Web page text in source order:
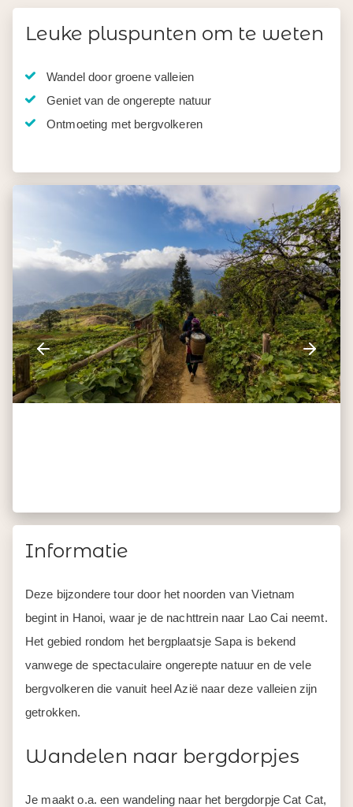
Leuke pluspunten om te weten
Wandel door groene valleien
Geniet van de ongerepte natuur
Ontmoeting met bergvolkeren
Informatie
Deze bijzondere tour door het noorden van Vietnam
begint in Hanoi, waar je de nachttrein naar Lao Cai neemt.
Het gebied rondom het bergplaatsje Sapa is bekend
vanwege de spectaculaire ongerepte natuur en de vele
bergvolkeren die vanuit heel Azië naar deze valleien zijn
getrokken.
Wandelen naar bergdorpjes
Je maakt o.a. een wandeling naar het bergdorpje Cat Cat,